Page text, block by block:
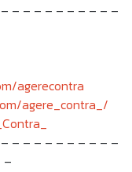
– – – – – – – – – –
agerecontra
agere_contra_/
– – – – – – – – – –
–